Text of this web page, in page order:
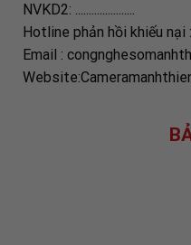
NVKD2: ......................
Hotline phản hồi khiếu nại
Email :